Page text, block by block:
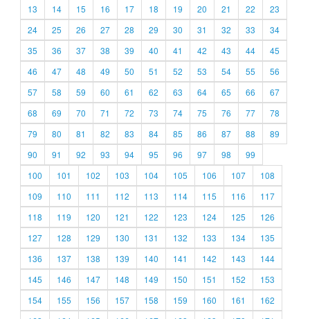
13
14 15 16 17 18 19 20 21 22
23
24
25 26 27 28 29 30 31 32 33
34
35
36 37 38 39 40 41 42 43 44
45
46
47 48 49 50 51 52 53 54 55
56
57
58 59 60 61 62 63 64 65 66
67
68
69 70 71 72 73 74 75 76 77
78
79
80 81 82 83 84 85 86 87 88
89
90
91 92 93 94 95 96 97 98
99
100
101 102 103 104 105 106 107
108
109
110 111 112 113 114 115 116
117
118
119 120 121 122 123 124 125
126
127
128 129 130 131 132 133 134
135
136
137 138 139 140 141 142 143
144
145
146 147 148 149 150 151 152
153
154
155 156 157 158 159 160 161
162